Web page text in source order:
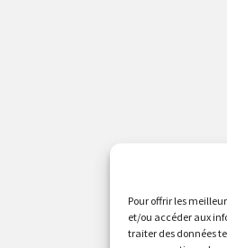
Pour offrir les
et/ou accéder aux
traiter des données